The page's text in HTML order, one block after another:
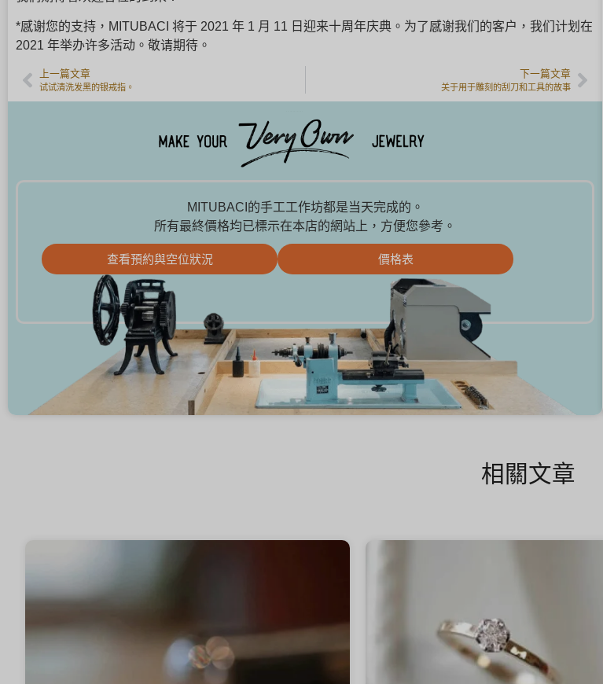
*感谢您的支持，MITUBACI 将于 2021 年 1 月 11 日迎来十周年庆典。为了感谢我们的客户，我们计划在
2021 年举办许多活动。敬请期待。
上一篇文章
试试清洗发黑的银戒指。
下一篇文章
关于用于雕刻的刮刀和工具的故事
MITUBACI的手工工作坊都是当天完成的。
所有最終價格均已標示在本店的網站上，方便您參考。
查看預約與空位狀況 價格表
相關文章